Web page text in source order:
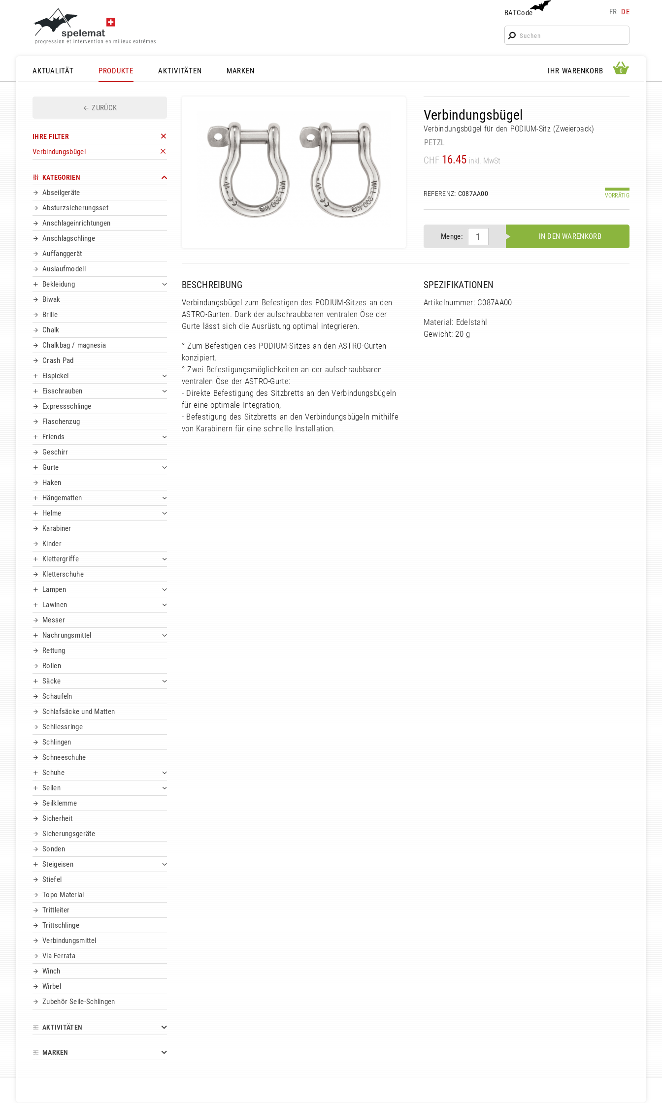
BATCode FR DE
BATCode
Geben Sie Ihren Namen ein und bestätigen
AKTUALITÄT
PRODUKTE AKTIVITÄTEN MARKEN IHR WARENKORB 0 0
ZURÜCK
IHRE FILTER
Verbindungsbügel
KATEGORIEN
Abseilgeräte
Absturzsicherungsset
Anschlageinrichtungen
Anschlagschlinge
Auffanggerät
Auslaufmodell
Bekleidung
Biwak
Brille
Chalk
Chalkbag / magnesia
Crash Pad
Eispickel
Eisschrauben
Expressschlinge
Flaschenzug
Friends
Geschirr
Gurte
Haken
Hängematten
Helme
Karabiner
Kinder
Klettergriffe
Kletterschuhe
Lampen
Lawinen
Messer
Nachrungsmittel
Rettung
Rollen
Säcke
Schaufeln
Schlafsäcke und Matten
Schliessringe
Schlingen
Schneeschuhe
Schuhe
Seilen
Seilklemme
Sicherheit
Sicherungsgeräte
Sonden
Steigeisen
Stiefel
Topo Material
Trittleiter
Trittschlinge
Verbindungsmittel
Via Ferrata
Winch
Wirbel
Zubehör Seile-Schlingen
AKTIVITÄTEN
MARKEN
Verbindungsbügel
Verbindungsbügel für den PODIUM-Sitz (Zweierpack)
PETZL
CHF 16.45 inkl. MwSt
REFERENZ: C087AA00 VORRÄTIG
Menge: IN DEN WARENKORB
BESCHREIBUNG
Verbindungsbügel zum Befestigen des PODIUM-Sitzes an den
ASTRO-Gurten. Dank der aufschraubbaren ventralen Öse der
Gurte lässt sich die Ausrüstung optimal integrieren.
° Zum Befestigen des PODIUM-Sitzes an den ASTRO-Gurten
konzipiert.
° Zwei Befestigungsmöglichkeiten an der aufschraubbaren
ventralen Öse der ASTRO-Gurte:
- Direkte Befestigung des Sitzbretts an den Verbindungsbügeln
für eine optimale Integration,
- Befestigung des Sitzbretts an den Verbindungsbügeln mithilfe
von Karabinern für eine schnelle Installation.
SPEZIFIKATIONEN
Artikelnummer: C087AA00
Material: Edelstahl
Gewicht: 20 g